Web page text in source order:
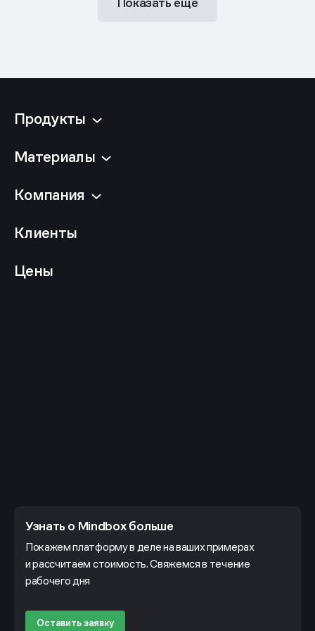
Продукты
Материалы
Компания
Клиенты
Цены
Узнать о Mindbox больше
Покажем платформу в деле на ваших примерах
и рассчитаем стоимость. Свяжемся в течение
рабочего дня
Оставить заявку